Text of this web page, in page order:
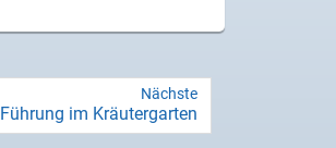
Nächste
Füh­rung im Kräu­ter­gar­ten